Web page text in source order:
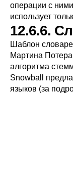
операции с
использует
12.6.6.
Шаблон
Мартина
алгоритма
Snowball
языков (за